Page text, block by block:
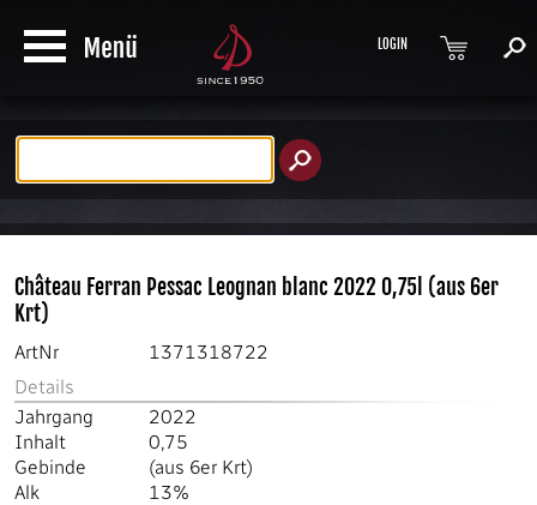
LOGIN
Château Ferran Pessac Leognan blanc 2022 0,75l (aus 6er
Krt)
ArtNr
1371318722
Details
Jahrgang
2022
Inhalt
0,75
Gebinde
(aus 6er Krt)
Alk
13%